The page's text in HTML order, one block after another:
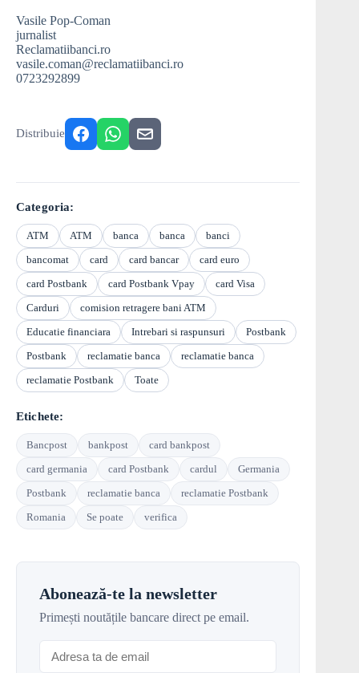
Vasile Pop-Coman
jurnalist
Reclamatiibanci.ro
vasile.coman@reclamatiibanci.ro
0723292899
Distribuie
Categoria:
ATM ATM banca banca
banci
bancomat
card card bancar
card euro
card Postbank
card Postbank Vpay
card Visa
Carduri
comision retragere bani ATM
Educatie financiara
Intrebari si raspunsuri
Postbank
Postbank
reclamatie banca
reclamatie banca
reclamatie Postbank
Toate
Etichete:
Bancpost bankpost
card bankpost
card germania
card Postbank cardul
Germania
Postbank
reclamatie banca
reclamatie Postbank
Romania
Se poate verifica
Abonează-te la newsletter
Primești noutățile bancare direct pe email.